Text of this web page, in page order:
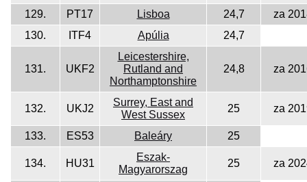
129.
PT17 Lisboa 24,7
za
130.
ITF4 Apúlia 24,7
131. UKF2
Leicestershire,
Rutland and
Northamptonshire
24,8 za
132. UKJ2
Surrey, East and
West Sussex
25 za
133. ES53 Baleáry 25
134. HU31
Eszak-
Magyarorszag
25 za